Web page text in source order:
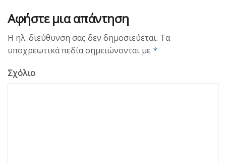
Αφήστε μια απάντηση
Η ηλ. διεύθυνση σας δεν δημοσιεύεται. Τα
υποχρεωτικά πεδία σημειώνονται με *
Σχόλιο